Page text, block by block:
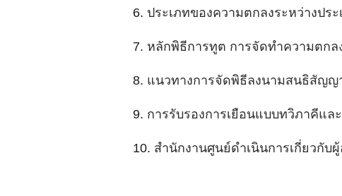
6. ประเภทของความตกลงระหว่างปร
7. หลักพิธีการทูต การจัดทำความตกล
8. แนวทางการจัดพิธีลงนามสนธิสัญญา
9. การรับรองการเยือนแบบทวิภาคีแล
10. สำนักงานศูนย์ดำเนินการเกี่ยวกับ